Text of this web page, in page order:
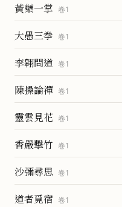
黃蘗一掌 卷1
大愚三拳 卷1
李翱問道 卷1
陳操論禪 卷1
靈雲見花 卷1
香嚴擊竹 卷1
沙彌尋思 卷1
道者覓宿 卷1